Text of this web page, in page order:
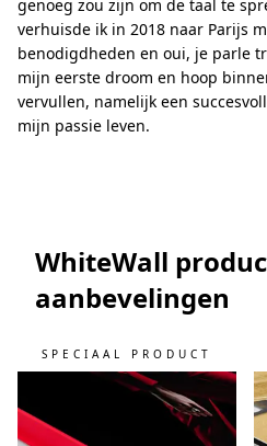
genoeg zou zijn om de taal te
verhuisde ik in 2018 naar Parijs
benodigdheden en oui, je parle
mijn eerste droom en hoop
vervullen, namelijk een
mijn passie leven.
WhiteWall
aanbevelingen
SPECIAAL PRODUCT